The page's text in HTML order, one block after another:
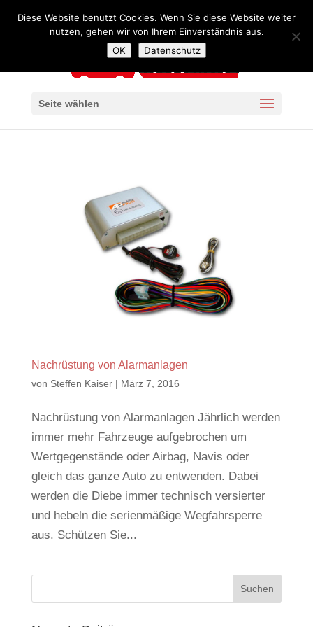
Seite wählen
Nachrüstung von Alarmanlagen
von Steffen Kaiser| März 7, 2016
Nachrüstung von Alarmanlagen Jährlich werden
immer mehr Fahrzeuge aufgebrochen um
Wertgegenstände oder Airbag, Navis oder
gleich das ganze Auto zu entwenden. Dabei
werden die Diebe immer technisch versierter
und hebeln die serienmäßige Wegfahrsperre
aus. Schützen Sie...
Diese Website benutzt Cookies. Wenn Sie diese Website weiter
nutzen, gehen wir von Ihrem Einverständnis aus.
OK
Datenschutz